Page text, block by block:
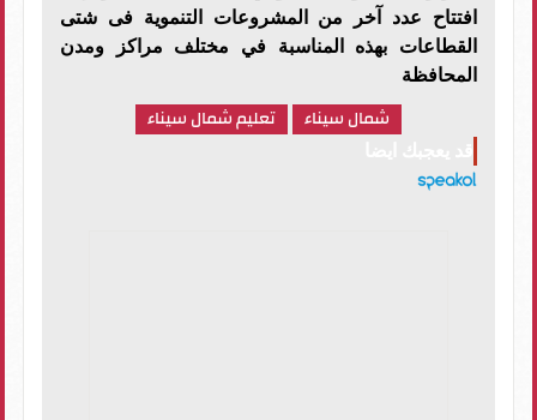
افتتاح عدد آخر من المشروعات التنموية فى شتى
القطاعات بهذه المناسبة في مختلف مراكز ومدن
المحافظة
شمال سيناء تعليم شمال سيناء